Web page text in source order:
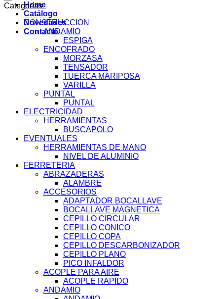
Home
Catálogo
Novedades
Contacto
Categorías
CONSTRUCCION
ANDAMIO
ESPIGA
ENCOFRADO
MORZASA
TENSADOR
TUERCA MARIPOSA
VARILLA
PUNTAL
PUNTAL
ELECTRICIDAD
HERRAMIENTAS
BUSCAPOLO
EVENTUALES
HERRAMIENTAS DE MANO
NIVEL DE ALUMINIO
FERRETERIA
ABRAZADERAS
ALAMBRE
ACCESORIOS
ADAPTADOR BOCALLAVE
BOCALLAVE MAGNETICA
CEPILLO CIRCULAR
CEPILLO CONICO
CEPILLO COPA
CEPILLO DESCARBONIZADOR
CEPILLO PLANO
PICO INFALDOR
ACOPLE PARA AIRE
ACOPLE RAPIDO
ANDAMIO